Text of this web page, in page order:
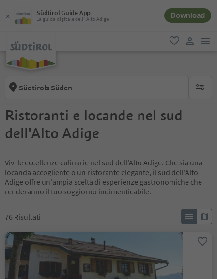
Südtirol Guide App
La guida digitale dell´Alto Adige Download
favoriti
Südtirols Süden
Ristoranti e locande nel sud
dell'Alto Adige
Vivi le eccellenze culinarie nel sud dell'Alto Adige. Che sia una
locanda accogliente o un ristorante elegante, il sud dell'Alto
Adige offre un'ampia scelta di esperienze gastronomiche che
renderanno il tuo soggiorno indimenticabile.
76 Risultati
Malghette
Anterivo